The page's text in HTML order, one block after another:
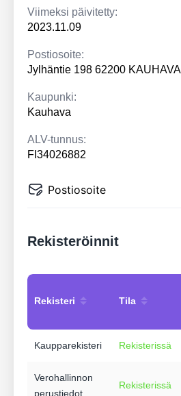
Viimeksi päivitetty:
2023.11.09
Postiosoite:
Jylhäntie 198 62200 KAUHAVA
Kaupunki:
Kauhava
ALV-tunnus:
FI34026882
Postiosoite
Rekisteröinnit
Rekisteri Tila
Kaupparekisteri Rekisterissä
Verohallinnon
perustiedot
Rekisterissä